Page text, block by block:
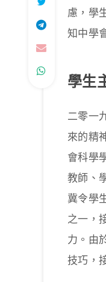
慮，學
知中學
學生
二零一
來的精
會科學
教師、
冀令學
之一，
力。由
技巧，